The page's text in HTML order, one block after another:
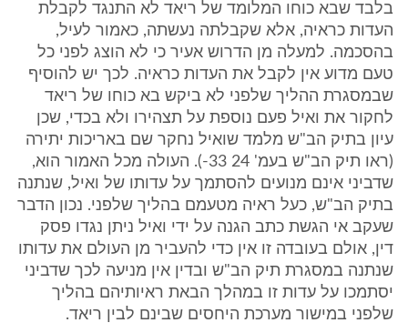
בלבד שבא כוחו המלומד של ריאד לא התנגד לקבלת
העדות כראיה, אלא שקבלתה נעשתה, כאמור לעיל,
בהסכמה. למעלה מן הדרוש אעיר כי לא הוצג לפני כל
טעם מדוע אין לקבל את העדות כראיה. לכך יש להוסיף
שבמסגרת ההליך שלפני לא ביקש בא כוחו של ריאד
לחקור את ואיל פעם נוספת על תצהירו ולא בכדי, שכן
עיון בתיק הב"ש מלמד שואיל נחקר שם באריכות יתירה
(ראו תיק הב"ש בעמ' 24 33-). העולה מכל האמור הוא,
שדביני אינם מנועים להסתמך על עדותו של ואיל, שנתנה
בתיק הב"ש, כעל ראיה מטעמם בהליך שלפני. נכון הדבר
שעקב אי הגשת כתב הגנה על ידי ואיל ניתן נגדו פסק
דין, אולם בעובדה זו אין כדי להעביר מן העולם את עדותו
שנתנה במסגרת תיק הב"ש ובדין אין מניעה לכך שדביני
יסתמכו על עדות זו במהלך הבאת ראיותיהם בהליך
שלפני במישור מערכת היחסים שבינם לבין ריאד.